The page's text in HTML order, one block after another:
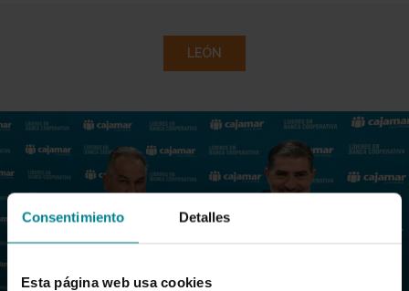
Consentimiento Detalles
Esta página web usa cookies
LEÓN